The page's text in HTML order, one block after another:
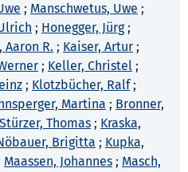
; Manschwetus, Uwe ;
; Honegger, Jürg;
Aaron R. ; Kaiser, Artur ;
; Keller, Christel ;
; Klotzbücher, Ralf;
Martina ; Bronner,
Stürzer, Thomas ; Kraska,
Brigitta ; Kupka,
Maassen, Johannes ; Masch,